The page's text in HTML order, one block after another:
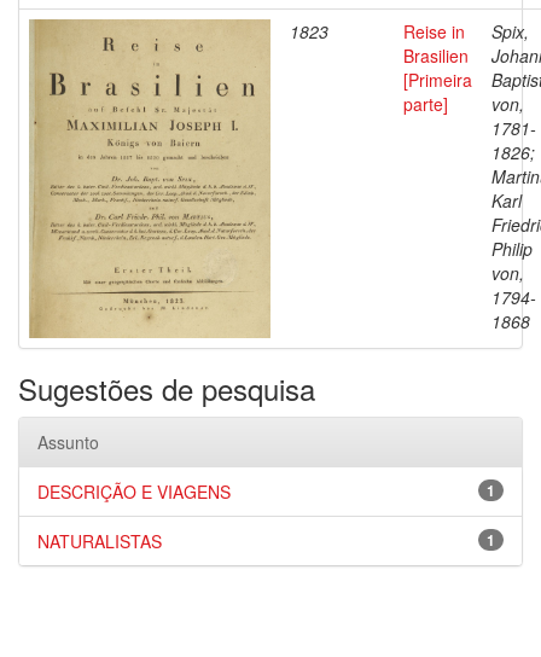
1823
Reise in
Brasilien
[Primeira
parte]
Spix,
von,
1781-
1826;
Karl
Philip
von,
1794-
1868
Sugestões de pesquisa
Assunto
1
DESCRIÇÃO E VIAGENS
1
NATURALISTAS